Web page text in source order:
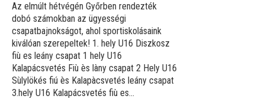
Az elmúlt hétvégén Győrben rendezték
dobó számokban az ügyességi
csapatbajnokságot, ahol sportiskolásaink
kiválóan szerepeltek! 1. hely U16 Diszkosz
fiù es leány csapat 1 hely U16
Kalapácsvetés Fiù ès làny csapat 2 Hely U16
Sùlylökés fiú ès Kalapàcsvetés leány csapat
3.hely U16 Kalapácsvetés fiù es...